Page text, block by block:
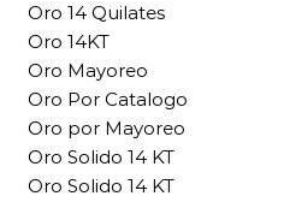
Oro 14 Quilates
Oro 14KT
Oro Mayoreo
Oro Por Catalogo
Oro por Mayoreo
Oro Solido 14 KT
Oro Solido 14 KT